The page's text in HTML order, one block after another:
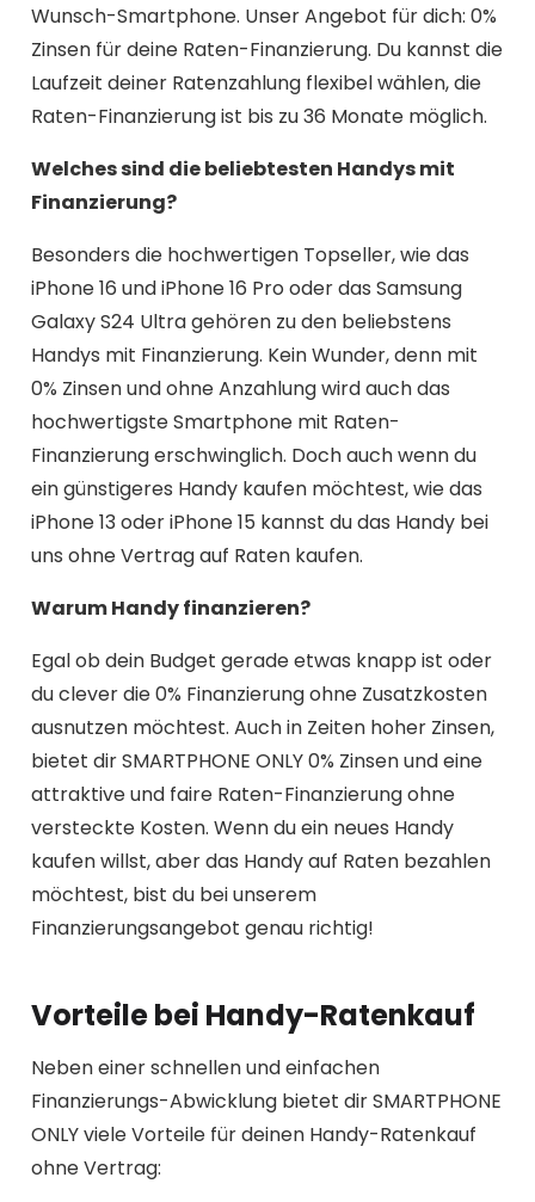
Wunsch-Smartphone. Unser Angebot für dich: 0%
Zinsen für deine Raten-Finanzierung. Du kannst die
Laufzeit deiner Ratenzahlung flexibel wählen, die
Raten-Finanzierung ist bis zu 36 Monate möglich.
Welches sind die beliebtesten Handys mit
Finanzierung?
Besonders die hochwertigen Topseller, wie das
iPhone 16 und iPhone 16 Pro oder das Samsung
Galaxy S24 Ultra gehören zu den beliebstens
Handys mit Finanzierung. Kein Wunder, denn mit
0% Zinsen und ohne Anzahlung wird auch das
hochwertigste Smartphone mit Raten-
Finanzierung erschwinglich. Doch auch wenn du
ein günstigeres Handy kaufen möchtest, wie das
iPhone 13 oder iPhone 15 kannst du das Handy bei
uns ohne Vertrag auf Raten kaufen.
Warum Handy finanzieren?
Egal ob dein Budget gerade etwas knapp ist oder
du clever die 0% Finanzierung ohne Zusatzkosten
ausnutzen möchtest. Auch in Zeiten hoher Zinsen,
bietet dir SMARTPHONE ONLY 0% Zinsen und eine
attraktive und faire Raten-Finanzierung ohne
versteckte Kosten. Wenn du ein neues Handy
kaufen willst, aber das Handy auf Raten bezahlen
möchtest, bist du bei unserem
Finanzierungsangebot genau richtig!
Vorteile bei Handy-Ratenkauf
Neben einer schnellen und einfachen
Finanzierungs-Abwicklung bietet dir SMARTPHONE
ONLY viele Vorteile für deinen Handy-Ratenkauf
ohne Vertrag: